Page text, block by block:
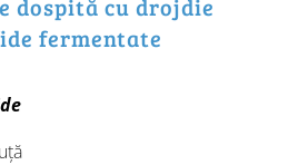
dospită cu drojdie
fermentate